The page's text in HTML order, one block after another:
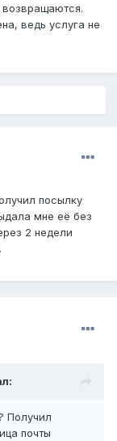
возвращаются.
ведь услуга не
посылку
мне её без
2 недели
Получил
почты